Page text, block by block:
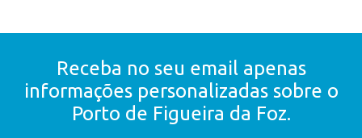
Receba no seu email apenas
informações personalizadas sobre o
Porto de Figueira da Foz.